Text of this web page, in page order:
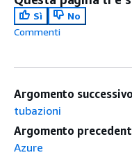
Sì
No
Commenti
Argomento
tubazioni
Argomento
Azure